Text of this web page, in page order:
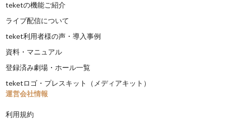
teketの機能ご紹介
ライブ配信について
teket利用者様の声・導入事例
資料・マニュアル
登録済み劇場・ホール一覧
teketロゴ・プレスキット（メディアキット）
運営会社情報
利用規約